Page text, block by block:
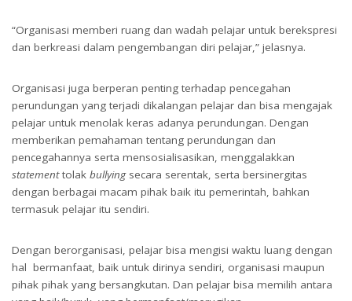
“Organisasi memberi ruang dan wadah pelajar untuk berekspresi
dan berkreasi dalam pengembangan diri pelajar,” jelasnya.
Organisasi juga berperan penting terhadap pencegahan
perundungan yang terjadi dikalangan pelajar dan bisa mengajak
pelajar untuk menolak keras adanya perundungan. Dengan
memberikan pemahaman tentang perundungan dan
pencegahannya serta mensosialisasikan, menggalakkan
statementtolak bullyingsecara serentak, serta bersinergitas
dengan berbagai macam pihak baik itu pemerintah, bahkan
termasuk pelajar itu sendiri.
Dengan berorganisasi, pelajar bisa mengisi waktu luang dengan
hal bermanfaat, baik untuk dirinya sendiri, organisasi maupun
pihak pihak yang bersangkutan. Dan pelajar bisa memilih antara